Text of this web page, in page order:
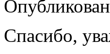
Спасибо,